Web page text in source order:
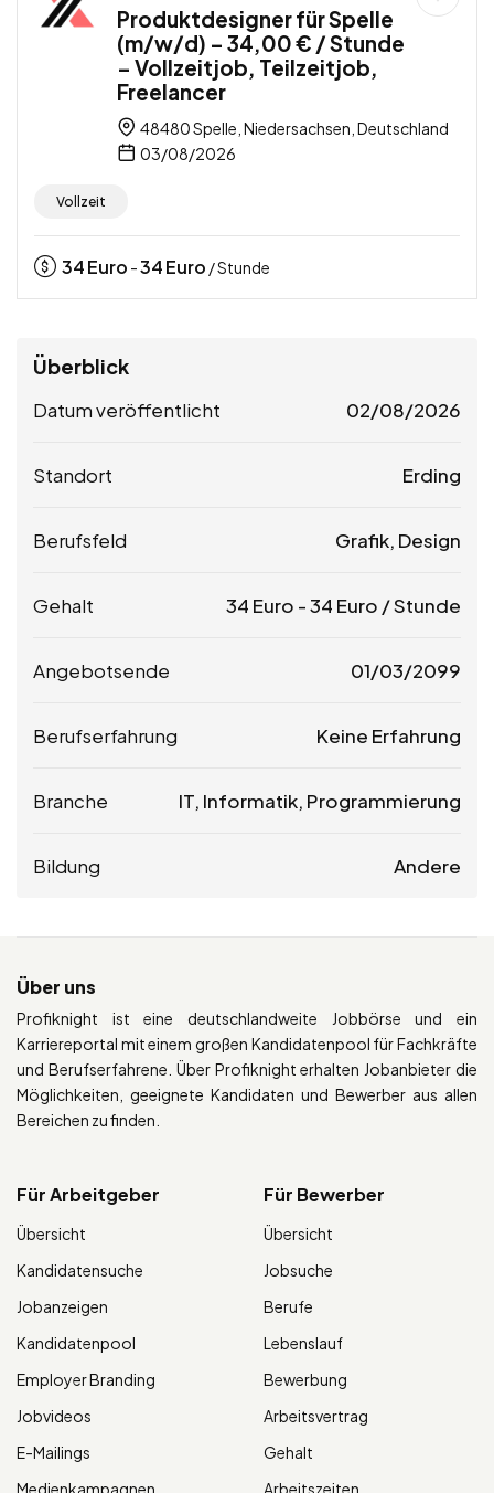
Produktdesigner für Spelle
(m/w/d) – 34,00 € / Stunde
– Vollzeitjob, Teilzeitjob,
Freelancer
48480 Spelle, Niedersachsen, Deutschland
03/08/2026
Vollzeit
34Euro -34Euro / Stunde
Überblick
Datum veröffentlicht 02/08/2026
Standort Erding
Berufsfeld Grafik, Design
Gehalt 34 Euro -34 Euro / Stunde
Angebotsende 01/03/2099
Berufserfahrung Keine Erfahrung
Branche IT, Informatik, Programmierung
Bildung Andere
Über uns
Profiknight ist eine deutschlandweite Jobbörse und ein
Karriereportal mit einem großen Kandidatenpool für Fachkräfte
und Berufserfahrene. Über Profiknight erhalten Jobanbieter die
Möglichkeiten, geeignete Kandidaten und Bewerber aus allen
Bereichen zu finden.
Für Arbeitgeber
Übersicht
Kandidatensuche
Jobanzeigen
Kandidatenpool
Employer Branding
Jobvideos
E-Mailings
Medienkampagnen
Für Bewerber
Übersicht
Jobsuche
Berufe
Lebenslauf
Bewerbung
Arbeitsvertrag
Gehalt
Arbeitszeiten